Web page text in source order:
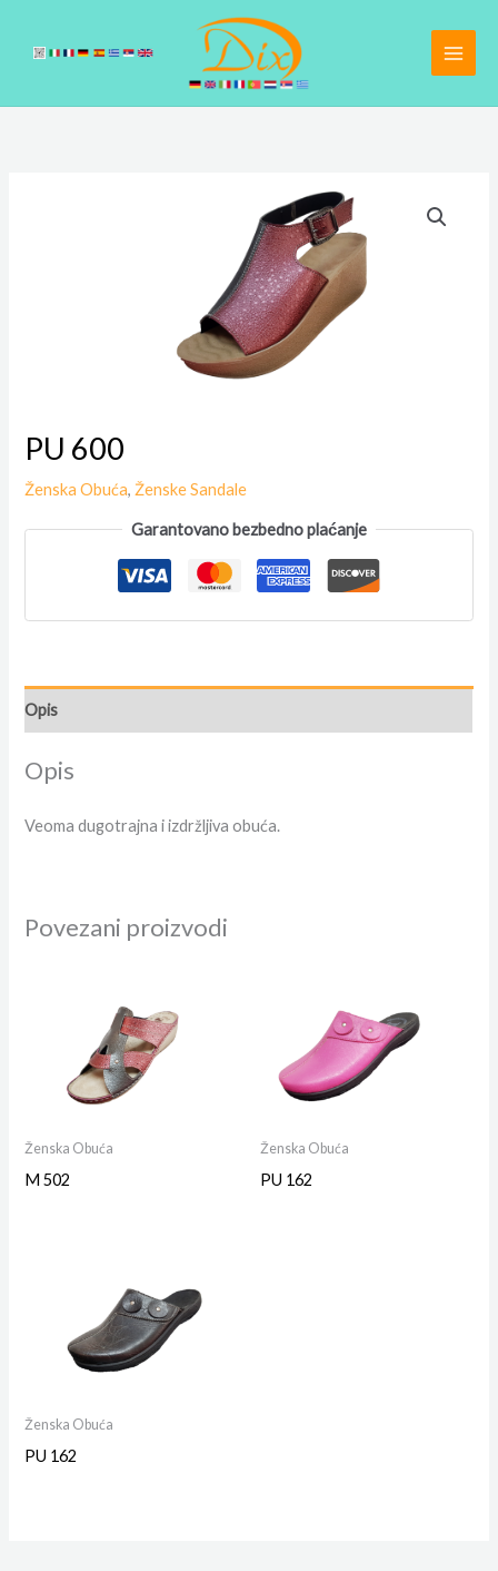
PU 600
Ženska Obuća, Ženske Sandale
Garantovano bezbedno plaćanje
Opis
Opis
Veoma dugotrajna i izdržljiva obuća.
Povezani proizvodi
Ženska Obuća
M 502
Ženska Obuća
PU 162
Ženska Obuća
PU 162